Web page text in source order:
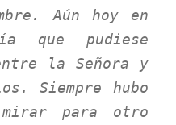
Aún hoy en
que pudiese
la Señora y
Siempre hubo
para otro